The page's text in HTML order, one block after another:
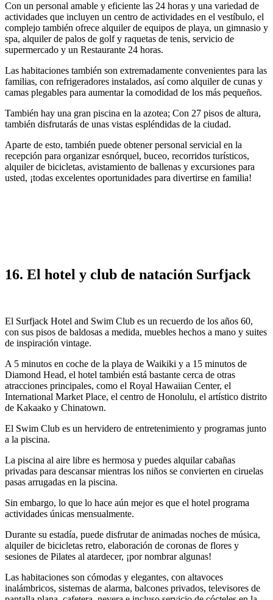
Con un personal amable y eficiente las 24 horas y una variedad de
actividades que incluyen un centro de actividades en el vestíbulo, el
complejo también ofrece alquiler de equipos de playa, un gimnasio y
spa, alquiler de palos de golf y raquetas de tenis, servicio de
supermercado y un Restaurante 24 horas.
Las habitaciones también son extremadamente convenientes para las
familias, con refrigeradores instalados, así como alquiler de cunas y
camas plegables para aumentar la comodidad de los más pequeños.
También hay una gran piscina en la azotea; Con 27 pisos de altura,
también disfrutarás de unas vistas espléndidas de la ciudad.
Aparte de esto, también puede obtener personal servicial en la
recepción para organizar esnórquel, buceo, recorridos turísticos,
alquiler de bicicletas, avistamiento de ballenas y excursiones para
usted, ¡todas excelentes oportunidades para divertirse en familia!
16. El hotel y club de natación Surfjack
El Surfjack Hotel and Swim Club es un recuerdo de los años 60,
con sus pisos de baldosas a medida, muebles hechos a mano y suites
de inspiración vintage.
A 5 minutos en coche de la playa de Waikiki y a 15 minutos de
Diamond Head, el hotel también está bastante cerca de otras
atracciones principales, como el Royal Hawaiian Center, el
International Market Place, el centro de Honolulu, el artístico distrito
de Kakaako y Chinatown.
El Swim Club es un hervidero de entretenimiento y programas junto
a la piscina.
La piscina al aire libre es hermosa y puedes alquilar cabañas
privadas para descansar mientras los niños se convierten en ciruelas
pasas arrugadas en la piscina.
Sin embargo, lo que lo hace aún mejor es que el hotel programa
actividades únicas mensualmente.
Durante su estadía, puede disfrutar de animadas noches de música,
alquiler de bicicletas retro, elaboración de coronas de flores y
sesiones de Pilates al atardecer, ¡por nombrar algunas!
Las habitaciones son cómodas y elegantes, con altavoces
inalámbricos, sistemas de alarma, balcones privados, televisores de